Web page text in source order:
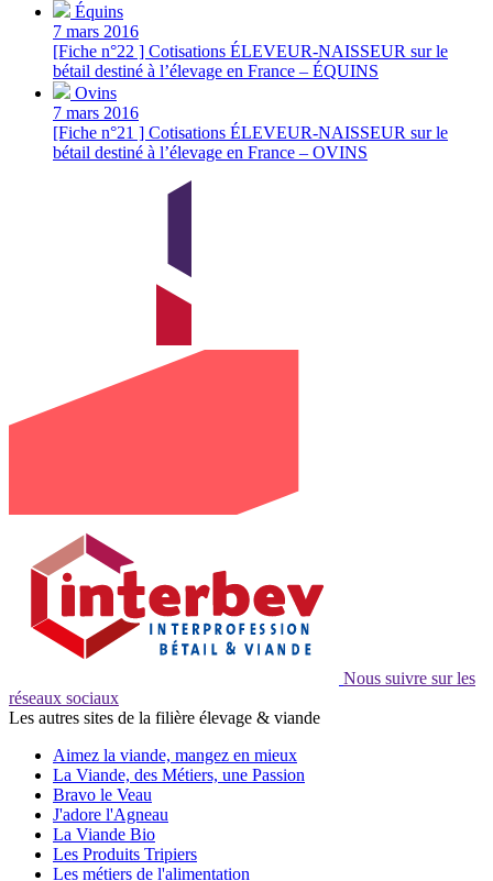
Équins
7 mars 2016
[Fiche n°22 ] Cotisations ÉLEVEUR-NAISSEUR sur le
bétail destiné à l’élevage en France – ÉQUINS
Ovins
7 mars 2016
[Fiche n°21 ] Cotisations ÉLEVEUR-NAISSEUR sur le
bétail destiné à l’élevage en France – OVINS
Nous suivre sur les
réseaux sociaux
Les autres sites de la filière élevage & viande
Aimez la viande, mangez en mieux
La Viande, des Métiers, une Passion
Bravo le Veau
J'adore l'Agneau
La Viande Bio
Les Produits Tripiers
Les métiers de l'alimentation